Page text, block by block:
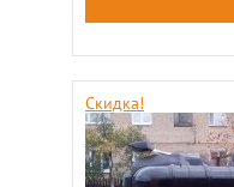
Скидка!